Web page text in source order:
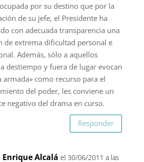
por su destino que por la
de su jefe, el Presidente ha
con adecuada transparencia una
de extrema dificultad personal e
Además, sólo a aquellos
destiempo y fuera de lugar evocan
armada» como recurso para el
del poder, les conviene un
negativo del drama en curso.
Responder
Enrique Alcalá el 30/06/2011 a las